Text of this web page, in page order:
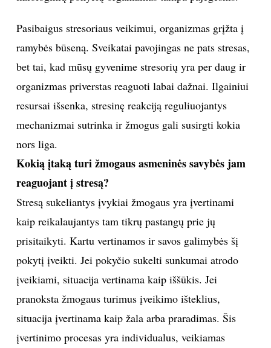
Pasibaigus stresoriaus veikimui, organizmas grįžta į
ramybės būseną. Sveikatai pavojingas ne pats stresas,
bet tai, kad mūsų gyvenime stresorių yra per daug ir
organizmas priverstas reaguoti labai dažnai. Ilgainiui
resursai išsenka, stresinę reakciją reguliuojantys
mechanizmai sutrinka ir žmogus gali susirgti kokia
nors liga.
Kokią įtaką turi žmogaus asmeninės savybės jam
reaguojant į stresą?
Stresą sukeliantys įvykiai žmogaus yra įvertinami
kaip reikalaujantys tam tikrų pastangų prie jų
prisitaikyti. Kartu vertinamos ir savos galimybės šį
pokytį įveikti. Jei pokyčio sukelti sunkumai atrodo
įveikiami, situacija vertinama kaip iššūkis. Jei
pranoksta žmogaus turimus įveikimo išteklius,
situacija įvertinama kaip žala arba praradimas. Šis
įvertinimo procesas yra individualus, veikiamas